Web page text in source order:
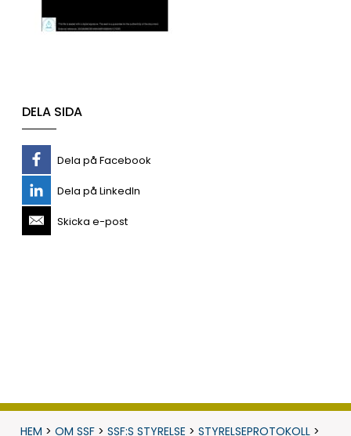
DELA SIDA
Dela på Facebook
Dela på LinkedIn
Skicka e-post
HEM > OM SSF> SSF:S STYRELSE > STYRELSEPROTOKOLL>